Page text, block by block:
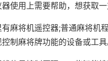
使用上需要帮助，想获取
麻将机遥控器;普通麻将机
制麻将牌功能的设备或工具